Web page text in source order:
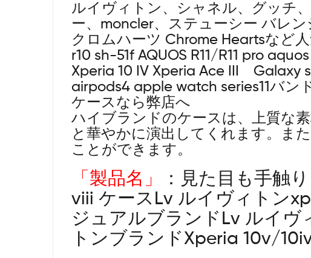
ルイヴィトン、シャネル、グッチ
ー、moncler、ステューシー バレ
クロムハーツ Chrome Heartsなど
r10 sh-51f AQUOS R11/R11 pro aquos
Xperia 10 IV Xperia Ace III Galaxy
airpods4 apple watch series11バン
ケースなら弊店へ
ハイブランドのケースは、上質な
と華やかに演出してくれます。ま
ことができます。
「製品名」
：見た目も手触
viii ケースLv ルイヴィトン
ジュアルブランドLv ルイヴ
トンブランドXperia 10v/